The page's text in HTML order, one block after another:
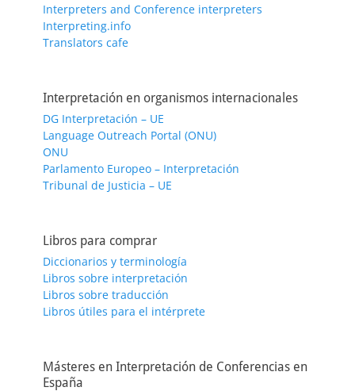
Interpreters and Conference interpreters
Interpreting.info
Translators cafe
Interpretación en organismos internacionales
DG Interpretación – UE
Language Outreach Portal (ONU)
ONU
Parlamento Europeo – Interpretación
Tribunal de Justicia – UE
Libros para comprar
Diccionarios y terminología
Libros sobre interpretación
Libros sobre traducción
Libros útiles para el intérprete
Másteres en Interpretación de Conferencias en
España